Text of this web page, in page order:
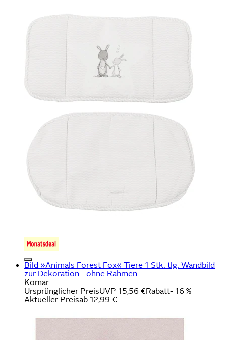
Bild »Animals Forest Fox« Tiere 1 Stk. tlg. Wandbild
zur Dekoration - ohne Rahmen
Komar
Ursprünglicher PreisUVP 15,56 €Rabatt- 16 %
Aktueller Preisab 12,99 €